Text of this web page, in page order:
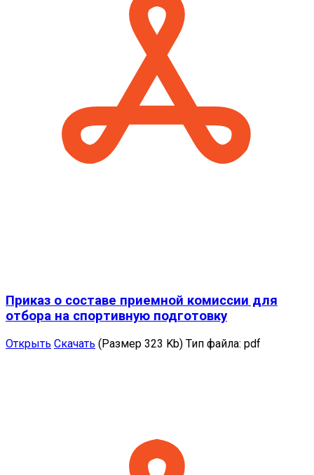
Приказ о составе приемной комиссии для
отбора на спортивную подготовку
Открыть Скачать (Размер 323 Kb) Тип файла: pdf